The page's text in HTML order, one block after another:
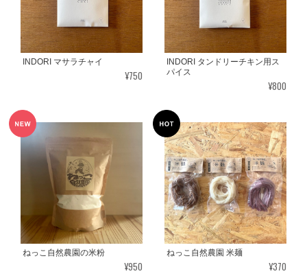
INDORI マサラチャイ
¥750
INDORI タンドリーチキン用ス
パイス
¥800
ねっこ自然農園の米粉
¥950
ねっこ自然農園 米麺
¥370